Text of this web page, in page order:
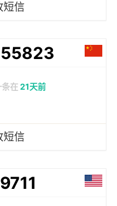
短信
条在21天前
短信